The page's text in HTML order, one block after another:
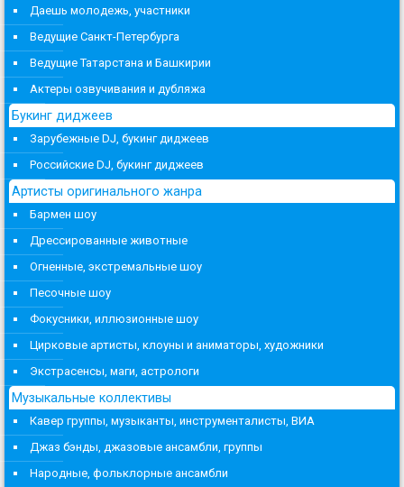
Даешь молодежь, участники
Ведущие Санкт-Петербурга
Ведущие Татарстана и Башкирии
Актеры озвучивания и дубляжа
Букинг диджеев
Зарубежные DJ, букинг диджеев
Российские DJ, букинг диджеев
Артисты оригинального жанра
Бармен шоу
Дрессированные животные
Огненные, экстремальные шоу
Песочные шоу
Фокусники, иллюзионные шоу
Цирковые артисты, клоуны и аниматоры, художники
Экстрасенсы, маги, астрологи
Музыкальные коллективы
Кавер группы, музыканты, инструменталисты, ВИА
Джаз бэнды, джазовые ансамбли, группы
Народные, фольклорные ансамбли